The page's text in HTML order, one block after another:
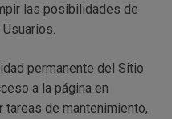
las posibilidades de
permanente del Sitio
a la página en
tareas de mantenimiento,